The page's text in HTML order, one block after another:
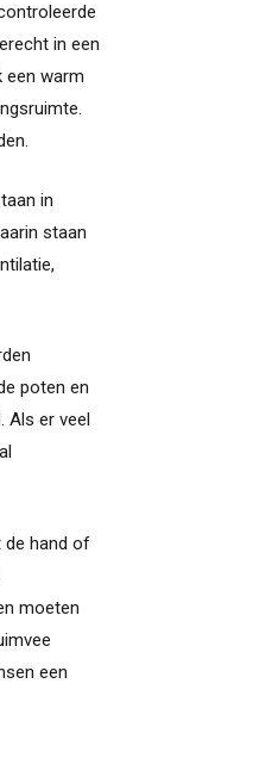
in een
een warm
in
staan
poten en
Als er veel
de hand of
moeten
een